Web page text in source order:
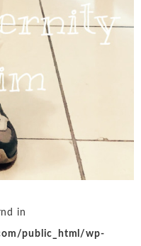
in
public_html/wp-